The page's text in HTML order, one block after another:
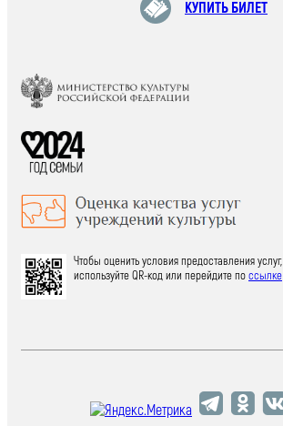
КУПИТЬ БИЛЕТ
Чтобы оценить условия предоставления услуг,
используйте QR-код или перейдите поссылке